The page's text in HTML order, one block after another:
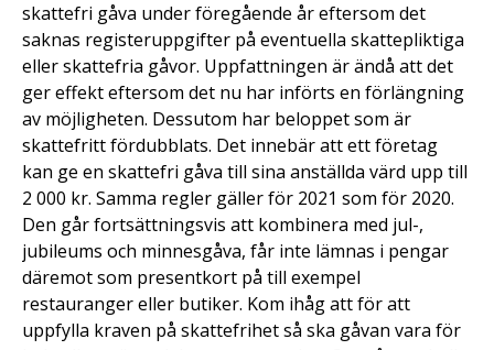
skattefri gåva under föregående år eftersom det
saknas registeruppgifter på eventuella skattepliktiga
eller skattefria gåvor. Uppfattningen är ändå att det
ger effekt eftersom det nu har införts en förlängning
av möjligheten. Dessutom har beloppet som är
skattefritt fördubblats. Det innebär att ett företag
kan ge en skattefri gåva till sina anställda värd upp till
2 000 kr. Samma regler gäller för 2021 som för 2020.
Den går fortsättningsvis att kombinera med jul-,
jubileums och minnesgåva, får inte lämnas i pengar
däremot som presentkort på till exempel
restauranger eller butiker. Kom ihåg att för att
uppfylla kraven på skattefrihet så ska gåvan vara för